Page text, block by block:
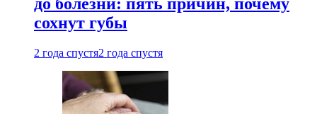
до болезни: пять причин, почему
сохнут губы
2 года спустя2 года спустя